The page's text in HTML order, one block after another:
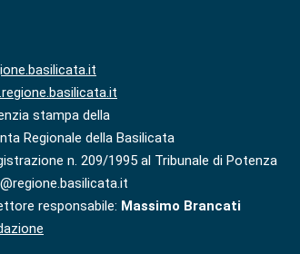
stampa della
Regionale della Basilicata
n. 209/1995 al Tribunale di Potenza
responsabile: Massimo Brancati